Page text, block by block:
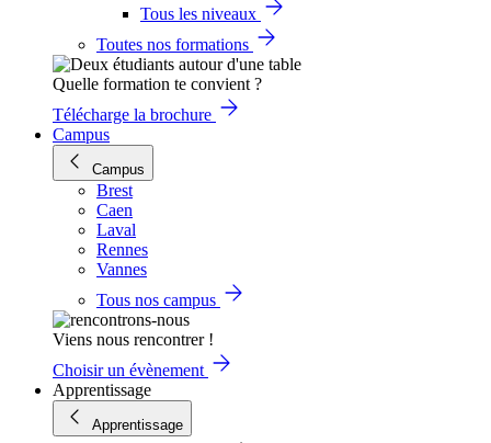
Tous les niveaux
Toutes nos formations
Quelle formation te convient ?
Télécharge la brochure
Campus
Campus
Brest
Caen
Laval
Rennes
Vannes
Tous nos campus
Viens nous rencontrer !
Choisir un évènement
Apprentissage
Apprentissage